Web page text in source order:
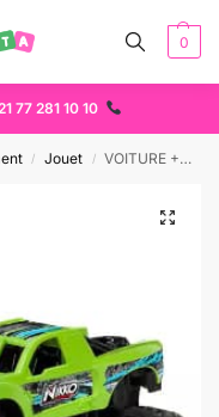
0
77 281 10 10
/ Jouet / VOITURE +COMMANDE QUAD VERT MIRAGE